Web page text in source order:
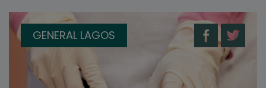
GENERAL LAGOS